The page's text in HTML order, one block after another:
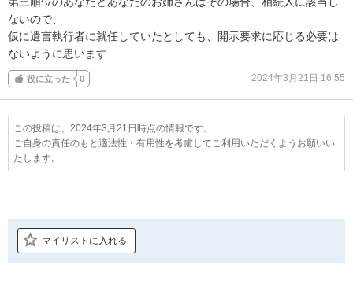
ないので、
仮に遺言執行者に就任していたとしても、開示要求に応じる必要は
ないように思います
役に立った 0 2024年3月21日 16:55
この投稿は、2024年3月21日時点の情報です。
ご自身の責任のもと適法性・有用性を考慮してご利用いただくようお願いい
たします。
マイリストに入れる